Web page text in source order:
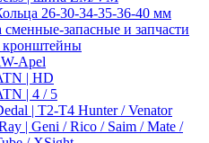
26-30-34-35-36-40 мм
сменные-запасные и запчасти
Apel
| HD
| 4 / 5
| T2-T4 Hunter / Venator
| Geni / Rico / Saim / Mate /